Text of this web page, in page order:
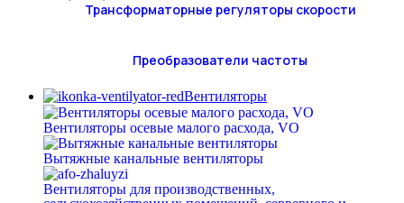
Трансформаторные регуляторы скорости
Преобразователи частоты
Вентиляторы
Вентиляторы осевые малого расхода, VO
Вытяжные канальные вентиляторы
Вентиляторы для производственных,